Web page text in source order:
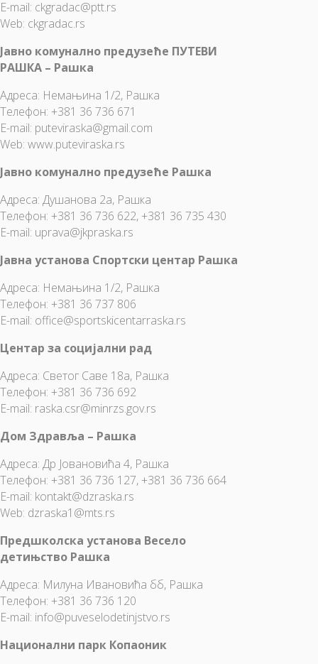
E-mail: ckgradac@ptt.rs
Web: ckgradac.rs
Јавно комунално предузеће ПУТЕВИ
РАШКА – Рашка
Адреса: Немањина 1/2, Рашка
Телефон: +381 36 736 671
E-mail: puteviraska@gmail.com
Web: www.puteviraska.rs
Јавно комунално предузеће Рашка
Адреса: Душанова 2а, Рашка
Телефон: +381 36 736 622, +381 36 735 430
E-mail: uprava@jkpraska.rs
Јавна установа Спортски центар Рашка
Адреса: Немањина 1/2, Рашка
Телефон: +381 36 737 806
E-mail: office@sportskicentarraska.rs
Центар за социјални рад
Адреса: Светог Саве 18а, Рашка
Телефон: +381 36 736 692
E-mail: raska.csr@minrzs.gov.rs
Дом Здравља – Рашка
Адреса: Др Јовановића 4, Рашка
Телефон: +381 36 736 127, +381 36 736 664
E-mail: kontakt@dzraska.rs
Web: dzraska1@mts.rs
Предшколска установа Весело
детињство Рашка
Адреса: Милуна Ивановића бб, Рашка
Телефон: +381 36 736 120
E-mail: info@puveselodetinjstvo.rs
Национални парк Копаоник